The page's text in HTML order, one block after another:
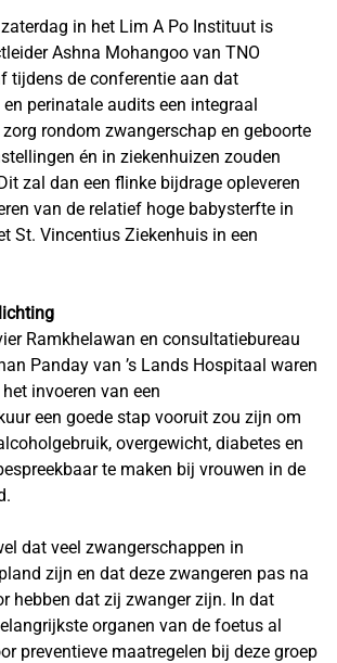
in het Lim A Po Instituut is
Ashna Mohangoo van TNO
tijdens de conferentie aan dat
perinatale audits een integraal
rondom zwangerschap en geboorte
én in ziekenhuizen zouden
zal dan een flinke bijdrage opleveren
van de relatief hoge babysterfte in
St. Vincentius Ziekenhuis in een
Ramkhelawan en consultatiebureau
Panday van ’s Lands Hospitaal waren
invoeren van een
een goede stap vooruit zou zijn om
overgewicht, diabetes en
te maken bij vrouwen in de
dat veel zwangerschappen in
zijn en dat deze zwangeren pas na
hebben dat zij zwanger zijn. In dat
organen van de foetus al
preventieve maatregelen bij deze groep